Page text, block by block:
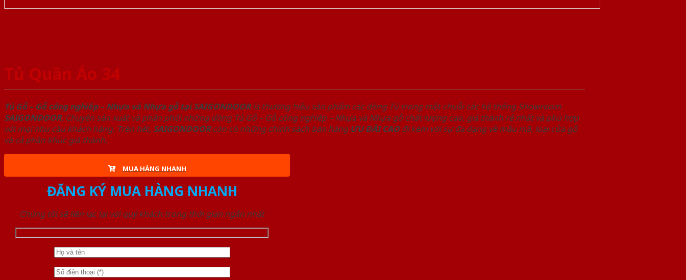
Tủ Quần Áo 34
Tủ Gỗ – Gỗ công nghiêp – Nhựa và Nhựa gỗ tại SAIGONDOORlà thương hiệu sản phẩm các dòng Tủ trong một chuỗi các hệ thống Showroom
SAIGONDOOR. Chuyên sản xuất và phân phối những dòng Tủ Gỗ – Gỗ công nghiêp – Nhựa và Nhựa gỗ chất lượng cao, giá thành rẻ nhất và phù hợp
với mọi nhu cầu khách hàng. Trên hết, SAIGONDOORcòn có những chính sách bán hàng ƯU ĐÃI CAOđi kèm với sự đa dạng về mẫu mã, loại cửa gỗ
và cả phân khúc giá thành.
MUA HÀNG NHANH
ĐĂNG KÝ MUA HÀNG NHANH
Chúng tôi sẽ liên lạc lại với quý khách trong thời gian ngắn nhất